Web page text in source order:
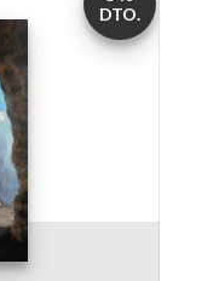
DTO.